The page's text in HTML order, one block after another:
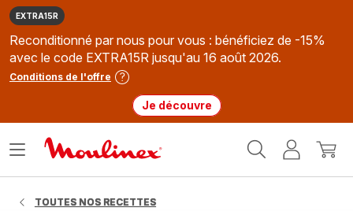
EXTRA15R
Reconditionné par nous pour vous : bénéficiez de -15%
avec le code EXTRA15R jusqu'au 16 août 2026.
Conditions de l'offre
Je découvre
MonMon
Ouvrir
TOUTES NOS RECETTES